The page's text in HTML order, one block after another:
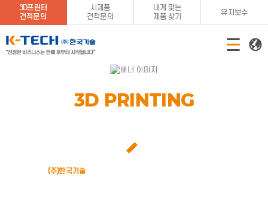
3D프린터
견적문의
시제품
견적문의
내게 맞는
제품 찾기
유지보수
3D PRINTING
(주)한국기술